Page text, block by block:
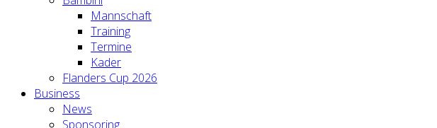
Mannschaft
Training
Termine
Kader
Flanders Cup 2026
Business
News
Sponsoring